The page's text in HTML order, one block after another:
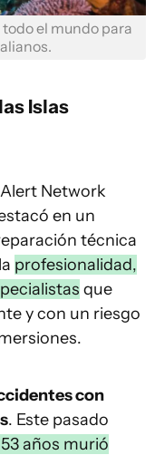
el mundo para
Islas
Network
en un
técnica
profesionalidad,
que
y con un riesgo
con
. Este pasado
años murió